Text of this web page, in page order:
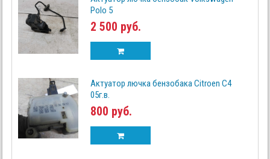
Polo 5
2 500 руб.
Актуатор лючка бензобака Citroen C4
05г.в.
800 руб.